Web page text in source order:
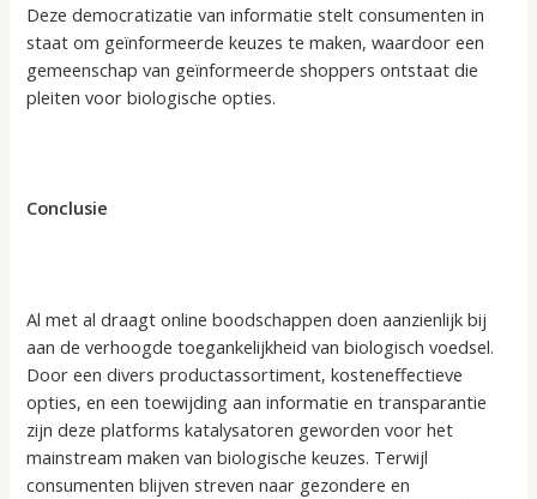
Deze democratizatie van informatie stelt consumenten in
staat om geïnformeerde keuzes te maken, waardoor een
gemeenschap van geïnformeerde shoppers ontstaat die
pleiten voor biologische opties.
Conclusie
Al met al draagt online boodschappen doen aanzienlijk bij
aan de verhoogde toegankelijkheid van biologisch voedsel.
Door een divers productassortiment, kosteneffectieve
opties, en een toewijding aan informatie en transparantie
zijn deze platforms katalysatoren geworden voor het
mainstream maken van biologische keuzes. Terwijl
consumenten blijven streven naar gezondere en